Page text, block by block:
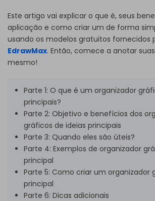
Este artigo vai explicar o que é, seus
aplicação e como criar um de forma
usando os modelos gratuitos fornecidos
EdrawMax. Então, comece a anotar
mesmo!
Parte 1: O que é um organizador
principais?
Parte 2: Objetivo e benefícios dos
gráficos de ideias principais
Parte 3: Quando eles são úteis?
Parte 4: Exemplos de organizador
principal
Parte 5: Como criar um organizador
principal
Parte 6: Dicas adicionais